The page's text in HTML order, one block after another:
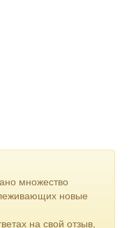
множество
новые
на свой отзыв,